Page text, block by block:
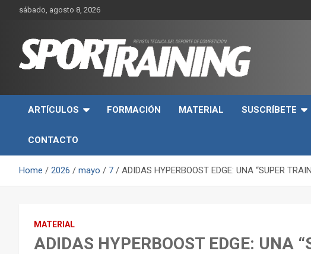
sábado, agosto 8, 2026
Revista técnica del
rendimiento, nutrición y entrenamiento.
ARTÍCULOS
FORMACIÓN MATERIAL SUSCRÍBETE
CONTACTO
Home 2026 mayo 7 ADIDAS HYPERBOOST EDGE: UNA “SUPER
MATERIAL
ADIDAS HYPERBOOST EDGE: UNA